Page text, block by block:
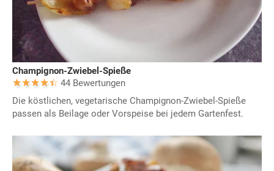
Champignon-Zwiebel-Spieße
44 Bewertungen
Die köstlichen, vegetarische Champignon-Zwiebel-Spieße
passen als Beilage oder Vorspeise bei jedem Gartenfest.